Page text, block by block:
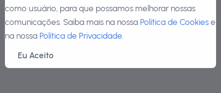
como usuário, para que possamos melhorar nossas
comunicações. Saiba mais na nossa Política de Cookies e
na nossa Política de Privacidade
Eu Aceito